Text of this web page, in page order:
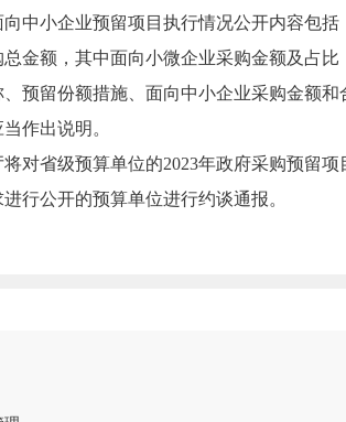
小企业预留项目执行情况公开内容包括
金额，其中面向小微企业采购金额及占比
预留份额措施、面向中小企业采购金额和
作出说明。
省级预算单位的2023年政府采购预留项
行公开的预算单位进行约谈通报。